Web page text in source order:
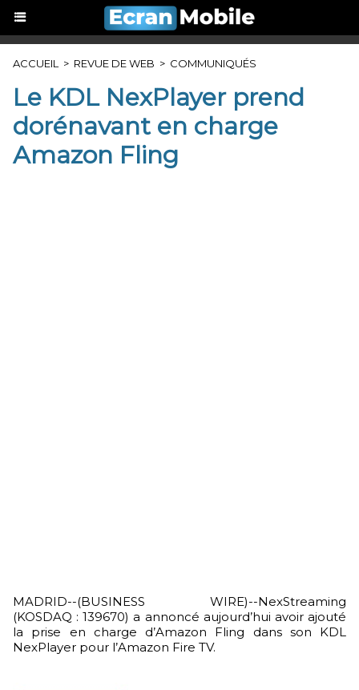
ACCUEIL > REVUE DE WEB > COMMUNIQUÉS
Le KDL NexPlayer prend
dorénavant en charge
Amazon Fling
MADRID--(BUSINESS WIRE)--NexStreaming
(KOSDAQ : 139670) a annoncé aujourd’hui avoir ajouté
la prise en charge d’Amazon Fling dans son KDL
NexPlayer pour l’Amazon Fire TV.